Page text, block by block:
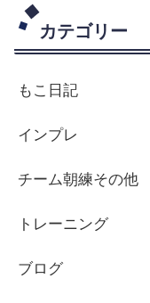
カテゴリー
もこ日記
インプレ
チーム朝練その他
トレーニング
ブログ